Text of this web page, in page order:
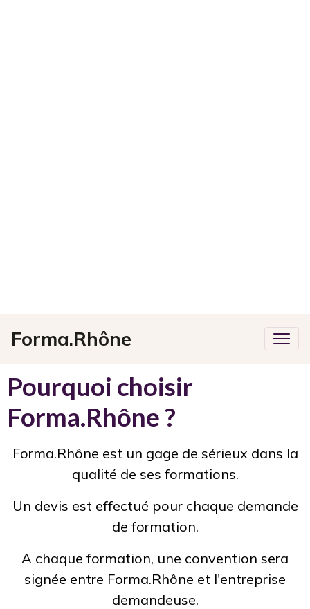
Forma.Rhône
Pourquoi choisir
Forma.Rhône ?
Forma.Rhône est un gage de sérieux dans la
qualité de ses formations.
Un devis est effectué pour chaque demande
de formation.
A chaque formation, une convention sera
signée entre Forma.Rhône et l'entreprise
demandeuse.